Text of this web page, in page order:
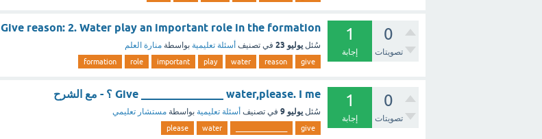
0
تصويتات
1
إجابة
Give reason: 2. Water play an important role in the formation ؟ - مع الشرح
سُئل يوليو 23 في تصنيف أسئلة تعليمية بواسطة منارة العلم
give
reason
water
play
important
role
formation
0
تصويتات
1
إجابة
Give _______________ water,please. I me ؟ - مع الشرح
سُئل يوليو 9 في تصنيف أسئلة تعليمية بواسطة مستشار تعليمي
give
water
please